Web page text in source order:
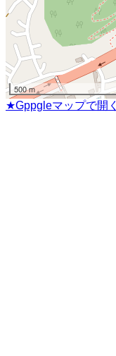
500 m
★Gppgleマップで開く